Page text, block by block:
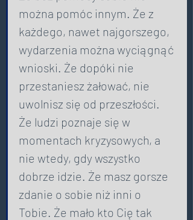
można pomóc innym. Że z
każdego, nawet najgorszego,
wydarzenia można wyciągnąć
wnioski. Że dopóki nie
przestaniesz żałować, nie
uwolnisz się od przeszłości.
Że ludzi poznaje się w
momentach kryzysowych, a
nie wtedy, gdy wszystko
dobrze idzie. Że masz gorsze
zdanie o sobie niż inni o
Tobie. Że mało kto Cię tak